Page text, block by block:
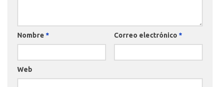
Nombre * Correo electrónico *
Web